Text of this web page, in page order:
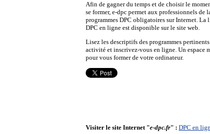
Afin de gagner du temps et de choisir le
se former, e-dpc permet aux professionnels de
programmes DPC obligatoires sur Internet. La
DPC en ligne est disponible sur le site web.
Lisez les descriptifs des programmes
activité et inscrivez-vous en ligne. Un espace
pour vous former de votre ordinateur.
Visiter le site Internet "e-dpc.fr" : DPC en